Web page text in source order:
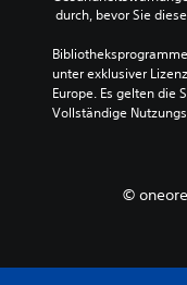
durch, bevor Sie
unter exklusiver
Europe. Es gelten die
Vollständige
©